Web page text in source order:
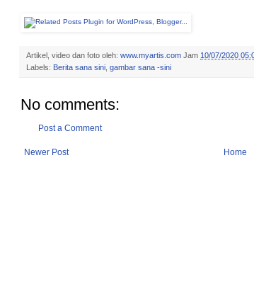
Artikel, video dan foto oleh: www.myartis.com Jam 10/07/2020
Labels: Berita sana sini gambar sana -sini
No comments:
Post a Comment
Newer Post Home